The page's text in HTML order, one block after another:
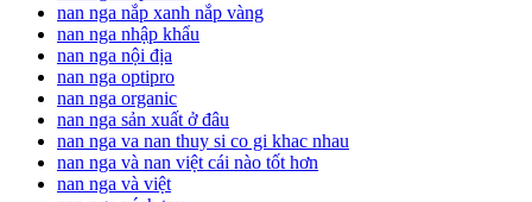
nan nga nắp xanh nắp vàng
nan nga nhập khẩu
nan nga nội địa
nan nga optipro
nan nga organic
nan nga sản xuất ở đâu
nan nga va nan thuy si co gi khac nhau
nan nga và nan việt cái nào tốt hơn
nan nga và việt